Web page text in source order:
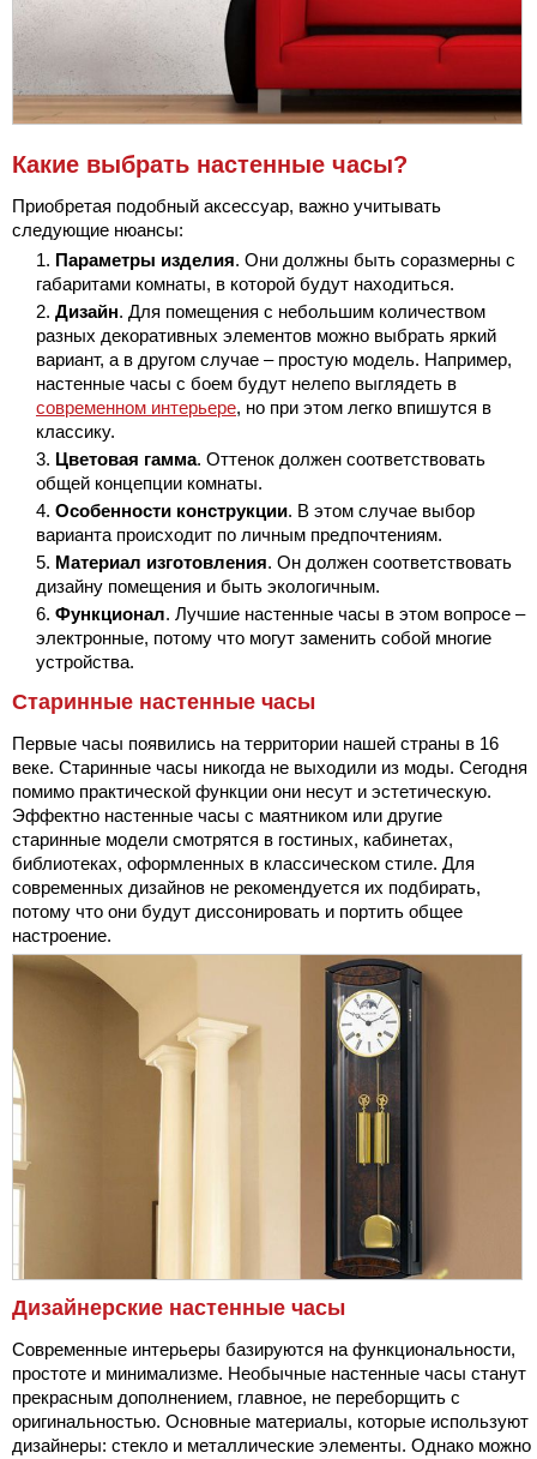
Какие выбрать настенные часы?
Приобретая подобный аксессуар, важно учитывать
следующие нюансы:
Параметры изделия. Они должны быть соразмерны с
габаритами комнаты, в которой будут находиться.
Дизайн. Для помещения с небольшим количеством
разных декоративных элементов можно выбрать яркий
вариант, а в другом случае – простую модель. Например,
настенные часы с боем будут нелепо выглядеть в
современном интерьере, но при этом легко впишутся в
классику.
Цветовая гамма. Оттенок должен соответствовать
общей концепции комнаты.
Особенности конструкции. В этом случае выбор
варианта происходит по личным предпочтениям.
Материал изготовления. Он должен соответствовать
дизайну помещения и быть экологичным.
Функционал. Лучшие настенные часы в этом вопросе –
электронные, потому что могут заменить собой многие
устройства.
Старинные настенные часы
Первые часы появились на территории нашей страны в 16
веке. Старинные часы никогда не выходили из моды. Сегодня
помимо практической функции они несут и эстетическую.
Эффектно настенные часы с маятником или другие
старинные модели смотрятся в гостиных, кабинетах,
библиотеках, оформленных в классическом стиле. Для
современных дизайнов не рекомендуется их подбирать,
потому что они будут диссонировать и портить общее
настроение.
Дизайнерские настенные часы
Современные интерьеры базируются на функциональности,
простоте и минимализме. Необычные настенные часы станут
прекрасным дополнением, главное, не переборщить с
оригинальностью. Основные материалы, которые используют
дизайнеры: стекло и металлические элементы. Однако можно